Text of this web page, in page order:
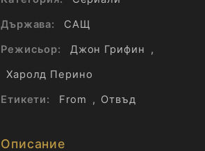
Държава:
САЩ
Режисьор:
Джон Грифин
,
Харолд Перино
Етикети:
From , Отвъд
Описание